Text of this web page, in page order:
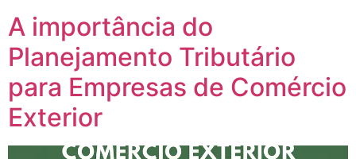
A importância do
Planejamento Tributário
para Empresas de Comércio
Exterior